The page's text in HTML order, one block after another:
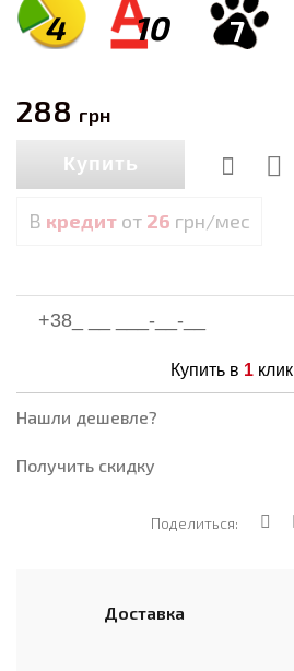
4 10 7
288 грн
Купить
В кредит от 26 грн/мес
Купить в 1клик
Нашли дешевле?
Получить скидку
Поделиться:
Доставка